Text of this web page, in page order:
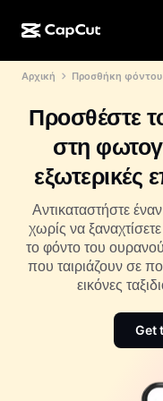
Διαδικτυακή
CapCut Pad
CapCut για κινητό
Dreamina AI
Pippit ΤΝ
Δημιουργία ΤΝ
Σχεδιασμός ΤΝ
Στούντιο βίντεο
Εργαλείο
Εργαλείο
Βελτίωση
Dreamina
Nano Banana Pro
Λειτουργίες
Εργαλεία ΤΝ
Εργαλείο
Εργαλείο
Εργαλείο
Περισσότερα
Περιπτώσεις χρήσης
Μέσα
Γιορτινά πρότυπα
Περισσότερα
Πρότυπα
Πρότυπα επετείου
Σχετικά με εμάς
Κοινότητα
Πρωτοβουλίες
Συνεργάτες
Πρόγραμμα
CapCut για
Αρχική Προσθήκη
Προσθέστε
στη
εξωτερικές
Αντικαταστήστε
χωρίς να
το φόντο του
που ταιριάζουν σε
εικόνες
Get